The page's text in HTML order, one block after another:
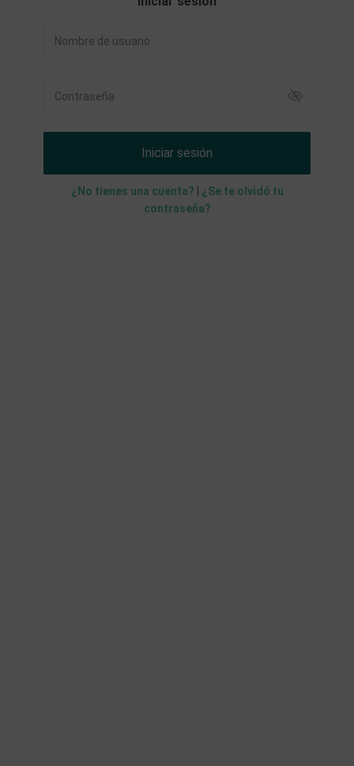
Iniciar sesión
¿No tienes una cuenta?
¿Se te olvidó tu
contraseña?